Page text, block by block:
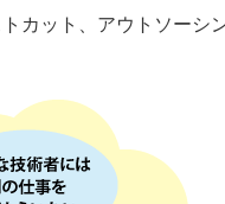
カット、アウトソーシ